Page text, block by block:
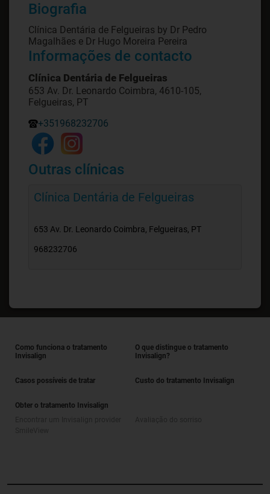
Biografia
Clínica Dentária de Felgueiras by Dr Pedro
Magalhães e Dr Hugo Moreira Pereira
Informações de contacto
Clínica Dentária de Felgueiras
653 Av. Dr. Leonardo Coimbra, 4610-105,
Felgueiras, PT
+351968232706
Outras clínicas
Clínica Dentária de Felgueiras
653 Av. Dr. Leonardo Coimbra, Felgueiras, PT
968232706
Como funciona o tratamento
Invisalign
O que distingue o tratamento
Invisalign?
Casos possíveis de tratar Custo do tratamento Invisalign
Obter o tratamento Invisalign